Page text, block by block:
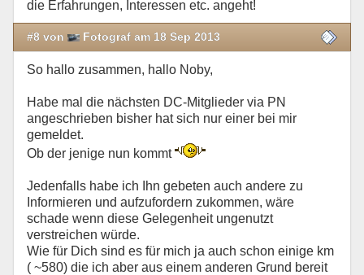
die Erfahrungen, Interessen etc. angeht!
#8 von Fotograf am 18 Sep 2013
So hallo zusammen, hallo Noby,
Habe mal die nächsten DC-Mitglieder via PN
angeschrieben bisher hat sich nur einer bei mir
gemeldet.
Ob der jenige nun kommt
Jedenfalls habe ich Ihn gebeten auch andere zu
Informieren und aufzufordern zukommen, wäre
schade wenn diese Gelegenheit ungenutzt
verstreichen würde.
Wie für Dich sind es für mich ja auch schon einige km
( ~580) die ich aber aus einem anderen Grund bereit